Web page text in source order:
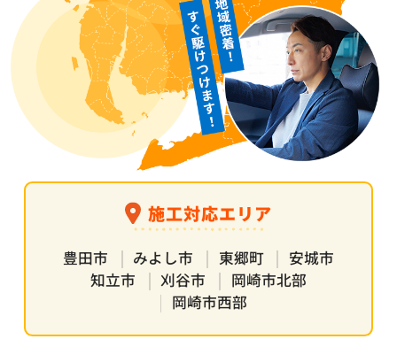
施工対応エリア
豊田市 みよし市 東郷町
安城市
知立市
刈谷市
岡崎市北部
岡崎市西部